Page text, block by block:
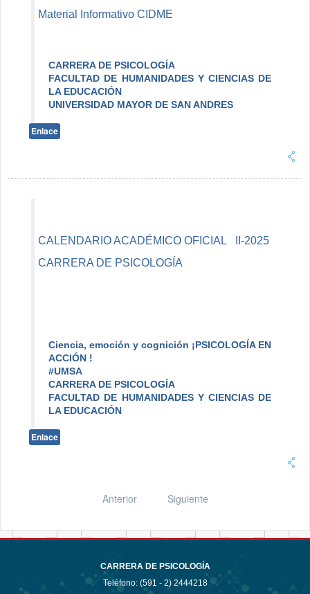
Material Informativo CIDME
CARRERA DE PSICOLOGÍA
FACULTAD DE HUMANIDADES Y CIENCIAS DE
LA EDUCACIÓN
UNIVERSIDAD MAYOR DE SAN ANDRES
Enlace
CALENDARIO ACADÉMICO OFICIAL II-2025
CARRERA DE PSICOLOGÍA
Ciencia, emoción y cognición ¡PSICOLOGÍA EN
ACCIÓN !
#UMSA
CARRERA DE PSICOLOGÍA
FACULTAD DE HUMANIDADES Y CIENCIAS DE
LA EDUCACIÓN
Enlace
Anterior Siguiente
CARRERA DE PSICOLOGÍA
Teléfono: (591 - 2) 2444218